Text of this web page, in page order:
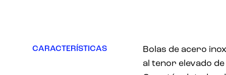
CARACTERÍSTICAS
Bolas de acero
al tenor elevado